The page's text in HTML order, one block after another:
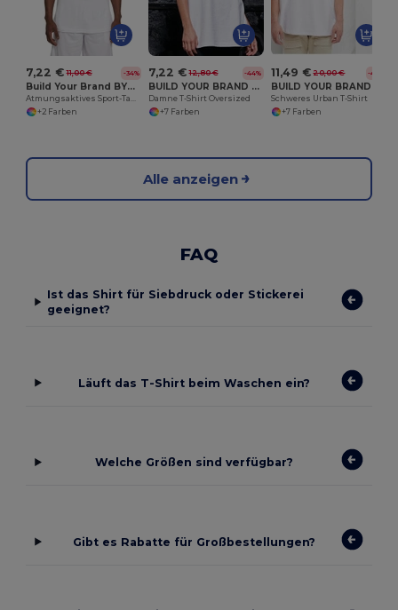
7,22 € 11,00 € -34%
Build Your Brand BY009
Atmungsaktives Sport-Tanktop für Basketball & Fitness
+2 Farben
7,22 € 12,80 € -44%
BUILD YOUR BRAND BY149
Damne T-Shirt Oversized
+7 Farben
11,49 € 20,00 € -43%
Schweres Urban T-Shirt
+7 Farben
Alle anzeigen
FAQ
Ist das Shirt für Siebdruck oder Stickerei
geeignet?
Läuft das T-Shirt beim Waschen ein?
Welche Größen sind verfügbar?
Gibt es Rabatte für Großbestellungen?